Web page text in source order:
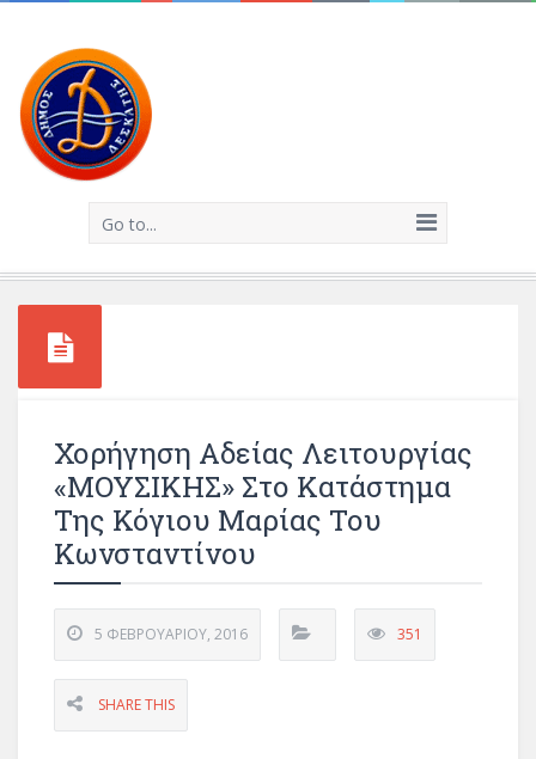
Go to...
Χορήγηση Αδείας Λειτουργίας
«ΜΟΥΣΙΚΗΣ» Στο Κατάστημα
Της Κόγιου Μαρίας Του
Κωνσταντίνου
5 ΦΕΒΡΟΥΑΡΊΟΥ, 2016 351
SHARE THIS